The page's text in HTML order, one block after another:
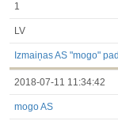
1
LV
Izmaiņas AS "mogo"
2018-07-11 11:34:42
mogo AS